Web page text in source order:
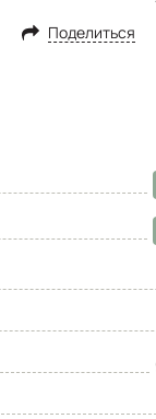
Поделиться